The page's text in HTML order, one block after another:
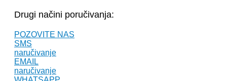
Drugi načini poručivanja:
POZOVITE NAS
SMS
naručivanje
EMAIL
naručivanje